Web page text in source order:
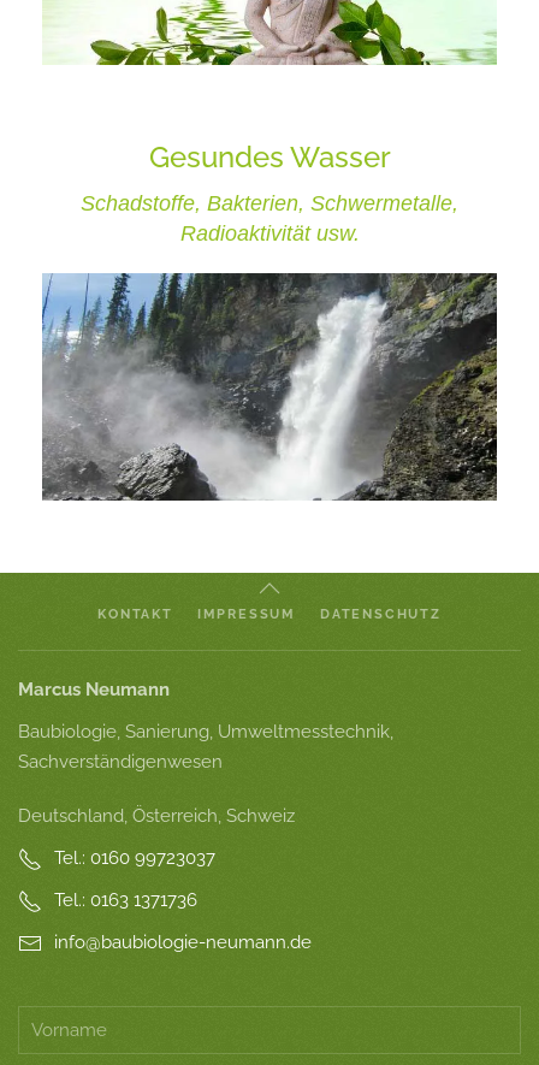
Gesundes Wasser
Schadstoffe, Bakterien, Schwermetalle,
Radioaktivität usw.
KONTAKT IMPRESSUM DATENSCHUTZ
Marcus Neumann
Baubiologie, Sanierung, Umweltmesstechnik,
Sachverständigenwesen
Deutschland, Österreich, Schweiz
Tel.: 0160 99723037
Tel.: 0163 1371736
info@baubiologie-neumann.de